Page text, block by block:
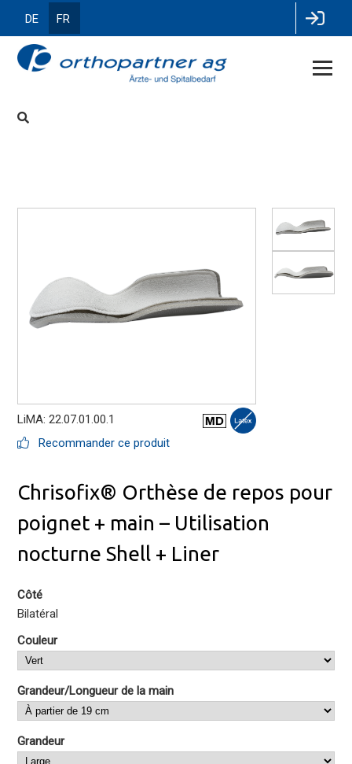
DE FR
LiMA: 22.07.01.00.1
Recommander ce produit
Chrisofix® Orthèse de repos pour
poignet + main – Utilisation
nocturne Shell + Liner
Côté
Bilatéral
Couleur
Grandeur/Longueur de la main
Grandeur